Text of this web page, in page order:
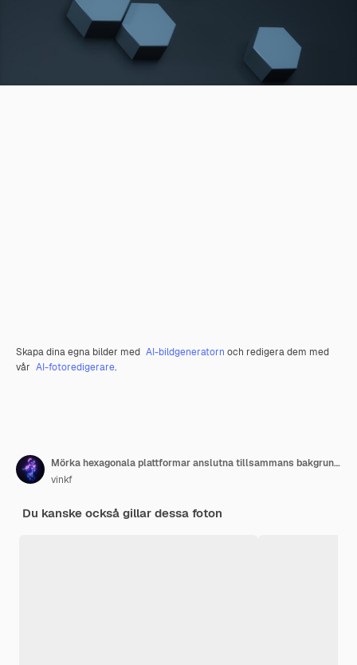
Skapa dina egna bilder med AI-bildgeneratorn och redigera dem med
vår AI-fotoredigerare.
Mörka hexagonala plattformar anslutna tillsammans bakgrund 3d rendering
vinkf
Du kanske också gillar dessa foton